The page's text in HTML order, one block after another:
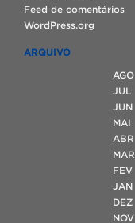
Feed de comentários
WordPress.org
ARQUIVO
AGO
JUL
JUN
MAI
ABR
MAR
FEV
JAN
DEZ
NOV